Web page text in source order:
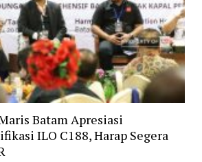
Batam Apresiasi
ILO C188, Harap Segera